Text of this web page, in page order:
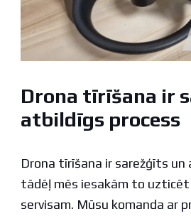
Drona tīrīšana ir
atbildīgs process
Drona tīrīšana ir sarežģīts un
tādēļ mēs iesakām to
servisam. Mūsu komanda ar